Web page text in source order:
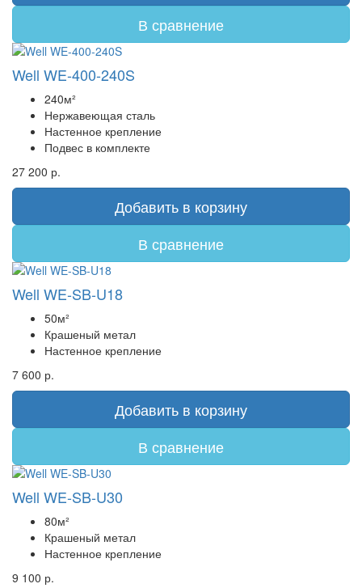
В сравнение
Well WE-400-240S
240м²
Нержавеющая сталь
Настенное крепление
Подвес в комплекте
27 200 р.
Добавить в корзину
В сравнение
Well WE-SB-U18
50м²
Крашеный метал
Настенное крепление
7 600 р.
Добавить в корзину
В сравнение
Well WE-SB-U30
80м²
Крашеный метал
Настенное крепление
9 100 р.